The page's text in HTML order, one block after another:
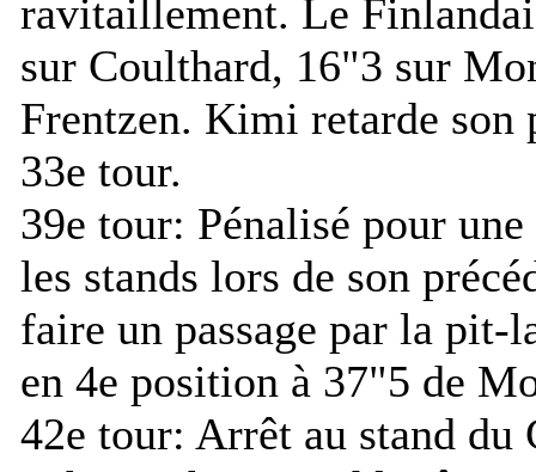
ravitaillement. Le
sur Coulthard, 16"3 sur
Frentzen. Kimi retarde son
33e tour.
39e tour: Pénalisé pour
les stands lors de son
faire un passage par la pit-
en 4e position à 37"5 de
42e tour: Arrêt au stand du